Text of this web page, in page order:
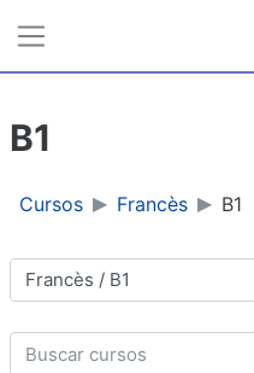
B1
Cursos Francès B1
Categorías de cursos
Buscar cursos